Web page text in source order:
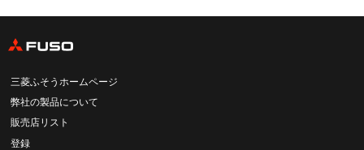
三菱ふそうホームページ
弊社の製品について
販売店リスト
登録